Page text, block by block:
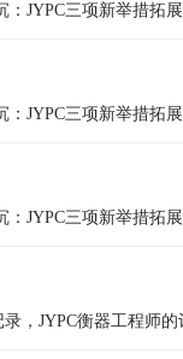
：JYPC三项新举措拓
：JYPC三项新举措拓
：JYPC三项新举措拓
，JYPC衡器工程师的